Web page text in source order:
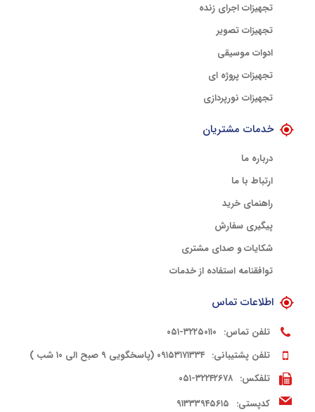
تجهیزات اجرای زنده
تجهیزات تصویر
ادوات موسیقی
تجهیزات پروژه ای
تجهیزات نورپردازی
خدمات مشتریان
درباره ما
ارتباط با ما
راهنمای خرید
پیگیری سفارش
شکایات و صدای مشتری
توافقنامه استفاده از خدمات
اطلاعات تماس
تلفن تماس: ۳۲۲۵۰۱۱۰-۰۵۱
تلفن پشتیبانی: ۰۹۱۵۳۱۷۱۳۳۴ (پاسخگویی ۹ صبح الی ۱۰ شب )
تلفکس: ۳۲۲۴۲۶۷۸-۰۵۱
کدپستی: ۹۱۳۳۳۹۴۵۶۱۵